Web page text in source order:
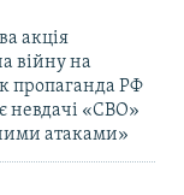
акція
війну на
пропаганда РФ
невдачі «СВО»
атаками»